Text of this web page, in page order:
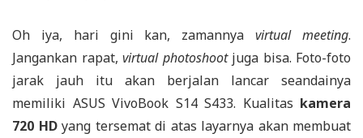
Oh iya, hari gini kan, zamannyavirtual meeting.
Jangankan rapat, virtual photoshootjuga bisa. Foto-foto
jarak jauh itu akan berjalan lancar seandainya
memiliki ASUS VivoBook S14 S433. Kualitas kamera
720 HDyang tersemat di atas layarnya akan membuat